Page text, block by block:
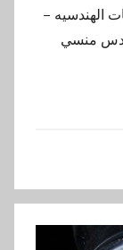
الهندسيه –
منسي